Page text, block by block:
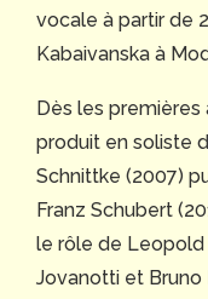
vocale à partir de
Kabaivanska à
Dès les premières
produit en soliste
Schnittke (2007)
Franz Schubert
le rôle de Leopold
Jovanotti et Bruno